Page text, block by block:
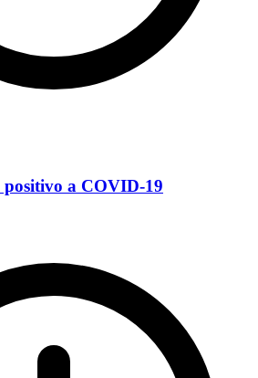
a COVID-19